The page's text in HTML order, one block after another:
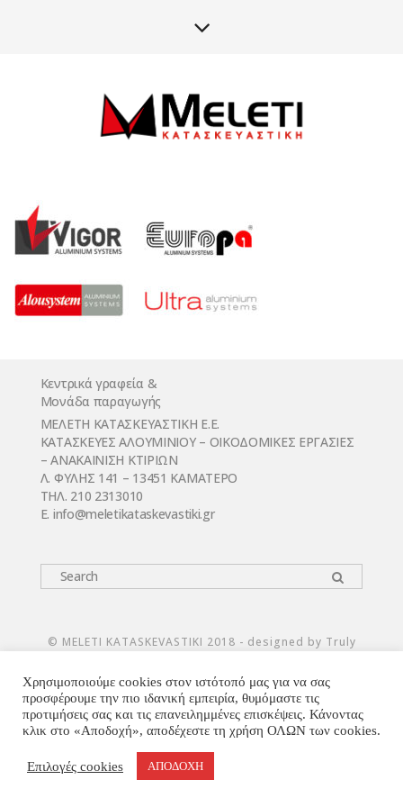
Κεντρικά γραφεία &
Μονάδα παραγωγής
ΜΕΛΕΤΗ ΚΑΤΑΣΚΕΥΑΣΤΙΚΗ Ε.Ε.
ΚΑΤΑΣΚΕΥΕΣ ΑΛΟΥΜΙΝΙΟΥ – ΟΙΚΟΔΟΜΙΚΕΣ ΕΡΓΑΣΙΕΣ
– ΑΝΑΚΑΙΝΙΣΗ ΚΤΙΡΙΩΝ
Λ. ΦΥΛΗΣ 141 – 13451 ΚΑΜΑΤΕΡΟ
ΤΗΛ. 210 2313010
E. infο@meletikataskevastiki.gr
© MELETI KATASKEVASTIKI 2018 - designed by Truly
Χρησιμοποιούμε cookies στον ιστότοπό μας για να σας
προσφέρουμε την πιο ιδανική εμπειρία, θυμόμαστε τις
προτιμήσεις σας και τις επανειλημμένες επισκέψεις. Κάνοντας
κλικ στο «Αποδοχή», αποδέχεστε τη χρήση ΟΛΩΝ των cookies.
Επιλογές cookies ΑΠΟΔΟΧΗ